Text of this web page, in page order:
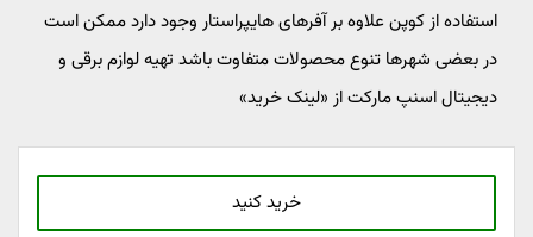
استفاده از کوپن علاوه بر آفرهای هایپراستار وجود دارد ممکن است
در بعضی شهرها تنوع محصولات متفاوت باشد تهیه لوازم برقی و
دیجیتال اسنپ مارکت از «لینک خرید»
خرید کنید